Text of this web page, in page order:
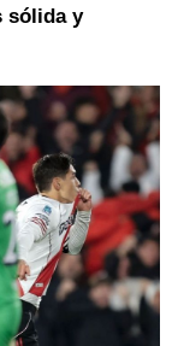
sólida y